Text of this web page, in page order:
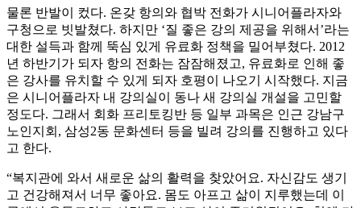
물론 반발이 컸다. 온갖 항의와 협박 전화가 시니어플라자와
구청으로 빗발쳤다. 하지만 ‘질 좋은 강의 제공을 위해서’라는
대한 설득과 함께 뚝심 있게 유료화 정책을 밀어부쳤다. 2012
년 하반기가 되자 항의 전화는 잠잠해졌고, 유료화로 인해 좋
은 강사를 유치할 수 있게 되자 호평이 나오기 시작했다. 지금
은 시니어플라자 내 강의실이 동나 새 강의실 개설을 고민할
정도다. 그래서 회화 프리토킹반 등 일부 과목은 인근 강남구
노인지회, 삼성2동 문화센터 등을 빌려 강의를 진행하고 있다
고 한다.
“복지관에 와서 새로운 삶의 활력을 찾았어요. 자신감도 생기
고 건강해져서 너무 좋아요. 몸도 아프고 삶이 지루했는데 이